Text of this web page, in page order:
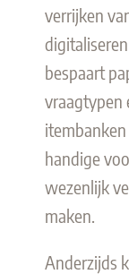
verrijken
bespaart
vraagtypen
handige
wezenlijk
maken.
Anderzijds